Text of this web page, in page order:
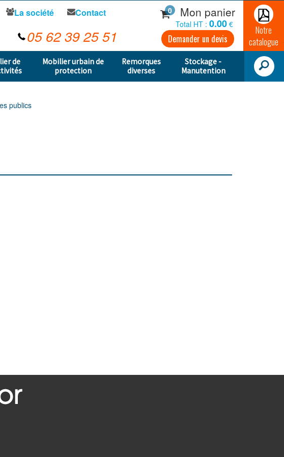
de
Mobilier urbain de
protection
Remorques
diverses
Stockage -
Manutention
La société Contact
05 62 39 25 51
0 Mon panier
Total HT : 0.00 €
Demander un devis
Notre
catalogue
publics